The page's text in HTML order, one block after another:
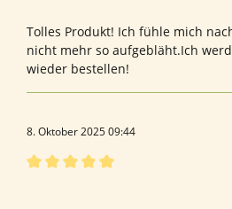
Tolles Produkt! Ich fühle mich
nicht mehr so aufgebläht.Ich
wieder bestellen!
8. Oktober 2025 09:44